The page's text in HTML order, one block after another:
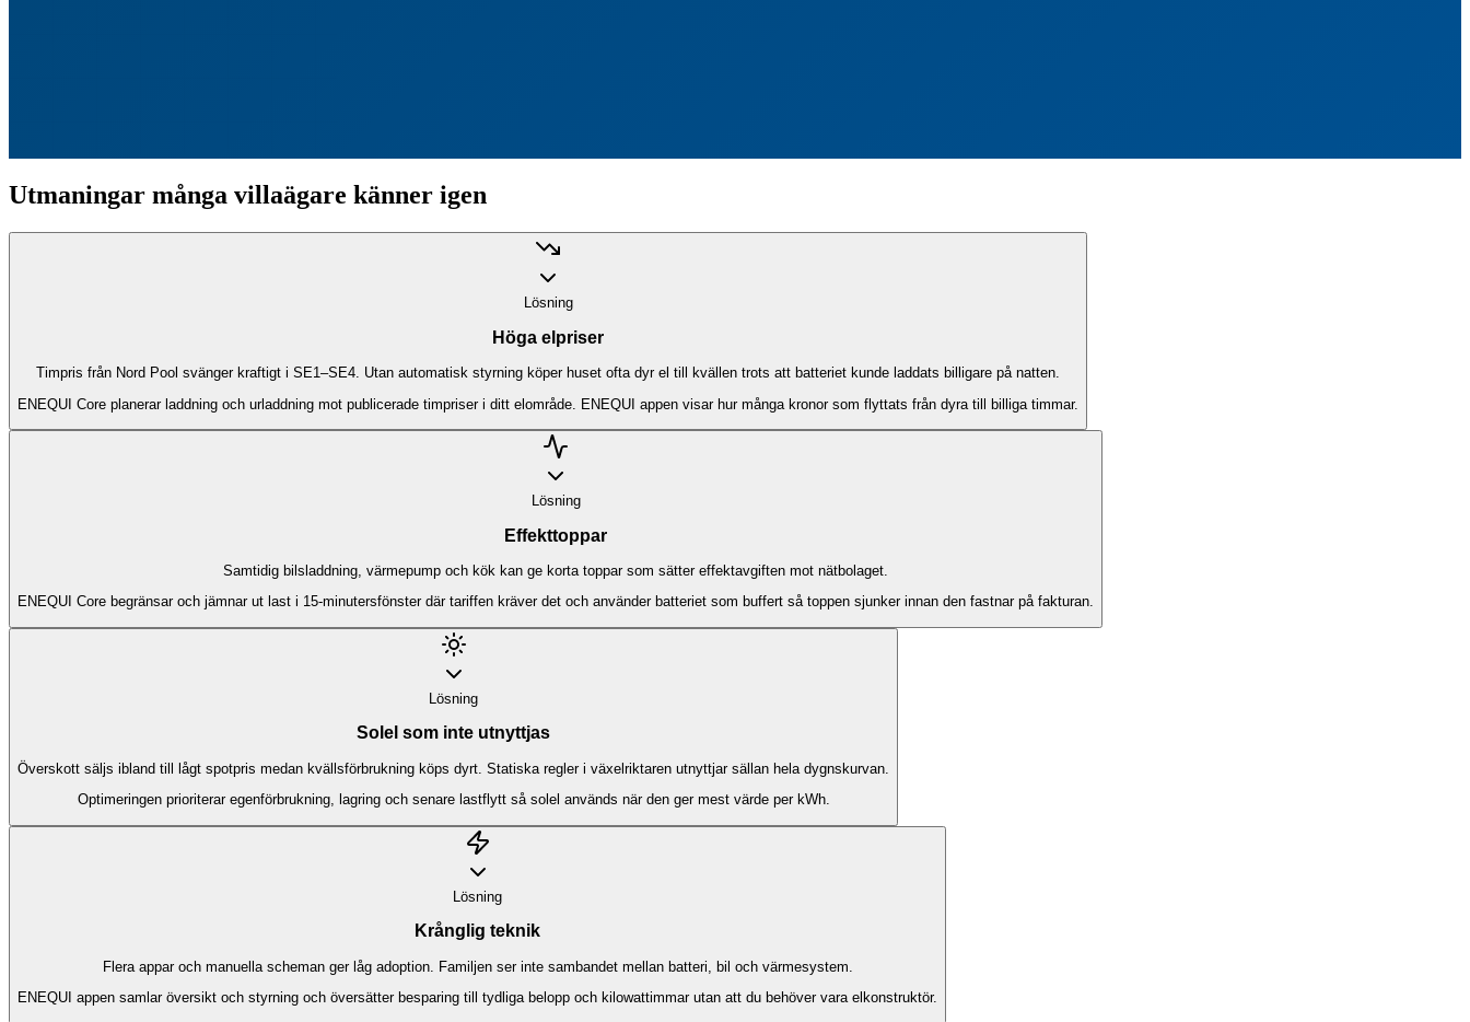
Utmaningar många villaägare känner igen
Lösning
Höga elpriser
Timpris från Nord Pool svänger kraftigt i SE1–SE4. Utan automatisk styrning köper huset ofta dyr el till kvällen trots att batteriet kunde laddats billigare på natten.
ENEQUI Core planerar laddning och urladdning mot publicerade timpriser i ditt elområde. ENEQUI appen visar hur många kronor som flyttats från dyra till billiga timmar.
Lösning
Effekttoppar
Samtidig bilsladdning, värmepump och kök kan ge korta toppar som sätter effektavgiften mot nätbolaget.
ENEQUI Core begränsar och jämnar ut last i 15-minutersfönster där tariffen kräver det och använder batteriet som buffert så toppen sjunker innan den fastnar på fakturan.
Lösning
Solel som inte utnyttjas
Överskott säljs ibland till lågt spotpris medan kvällsförbrukning köps dyrt. Statiska regler i växelriktaren utnyttjar sällan hela dygnskurvan.
Optimeringen prioriterar egenförbrukning, lagring och senare lastflytt så solel används när den ger mest värde per kWh.
Lösning
Krånglig teknik
Flera appar och manuella scheman ger låg adoption. Familjen ser inte sambandet mellan batteri, bil och värmesystem.
ENEQUI appen samlar översikt och styrning och översätter besparing till tydliga belopp och kilowattimmar utan att du behöver vara elkonstruktör.